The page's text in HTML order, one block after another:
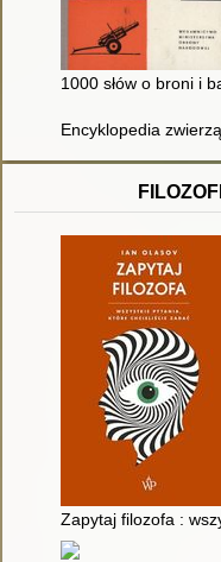
1000 słów o broni i
Encyklopedia
Zapytaj filozofa :